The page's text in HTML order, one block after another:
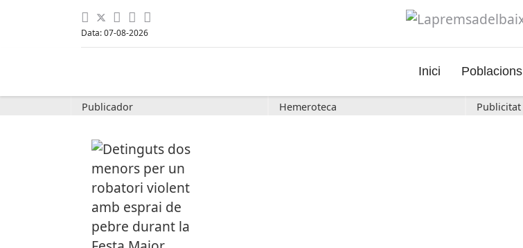
Data: 07-08-2026
Inici Poblacions
Publicador Hemeroteca Publicitat